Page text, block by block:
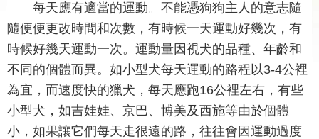
每天應有適當的運動。不能憑狗狗主人的意志隨
隨便便更改時間和次數，有時候一天運動好幾次，有
時候好幾天運動一次。運動量因視犬的品種、年齡和
不同的個體而異。如小型犬每天運動的路程以3-4公裡
為宜，而速度快的獵犬，每天應跑16公裡左右，有些
小型犬，如吉娃娃、京巴、博美及西施等由於個體
小，如果讓它們每天走很遠的路，往往會因運動過度